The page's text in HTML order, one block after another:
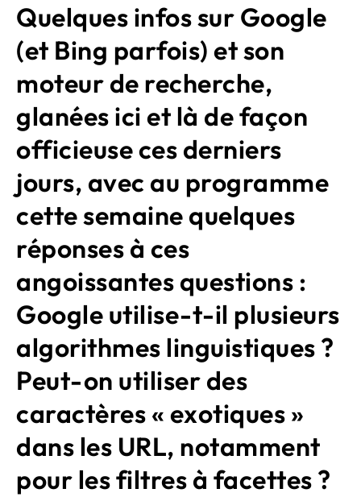
Quelques infos sur Google
(et Bing parfois) et son
moteur de recherche,
glanées ici et là de façon
officieuse ces derniers
jours, avec au programme
cette semaine quelques
réponses à ces
angoissantes questions :
Google utilise-t-il plusieurs
algorithmes linguistiques ?
Peut-on utiliser des
caractères « exotiques »
dans les URL, notamment
pour les filtres à facettes ?